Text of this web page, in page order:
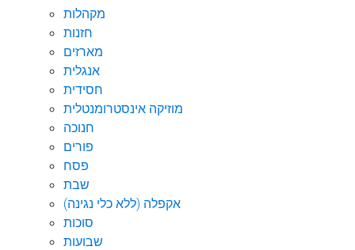
מקהלות
חזנות
מארזים
אנגלית
חסידית
מוזיקה אינסטרומנטלית
חנוכה
פורים
פסח
שבת
אקפלה (ללא כלי נגינה)
סוכות
שבועות